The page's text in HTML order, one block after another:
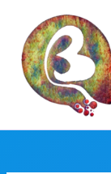
content